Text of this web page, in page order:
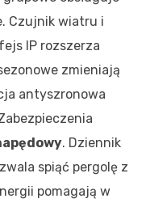
Czujnik wiatru i
IP rozszerza
zmieniają
antyszronowa
. Dziennik
spiąć pergolę z
pomagają w